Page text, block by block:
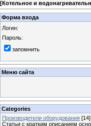
[Котельное и
Форма входа
Логин:
Пароль:
запомнить
Меню сайта
Categories
Производители оборудования [14]
Статьи с кратким описанием